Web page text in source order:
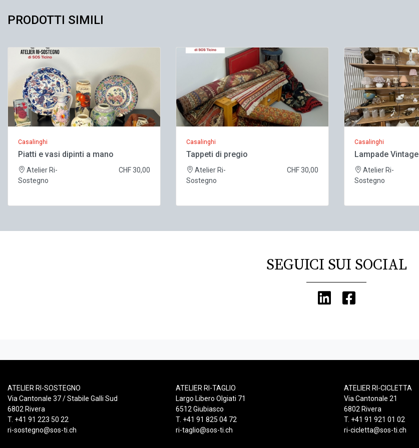
PRODOTTI SIMILI
Casalinghi
Piatti e vasi dipinti a mano
Atelier Ri-
Sostegno
CHF 30,00
Casalinghi
Tappeti di pregio
Atelier Ri-
Sostegno
CHF 30,00
Casalinghi
Lampade Vintage
Atelier Ri-
Sostegno
SEGUICI SUI SOCIAL
ATELIER RI-SOSTEGNO
Via Cantonale 37 / Stabile Galli Sud
6802 Rivera
T. +41 91 223 50 22
ri-sostegno@sos-ti.ch
ATELIER RI-TAGLIO
Largo Libero Olgiati 71
6512 Giubiasco
T. +41 91 825 04 72
ri-taglio@sos-ti.ch
ATELIER RI-CICLETTA
Via Cantonale 21
6802 Rivera
T. +41 91 921 01 02
ri-cicletta@sos-ti.ch